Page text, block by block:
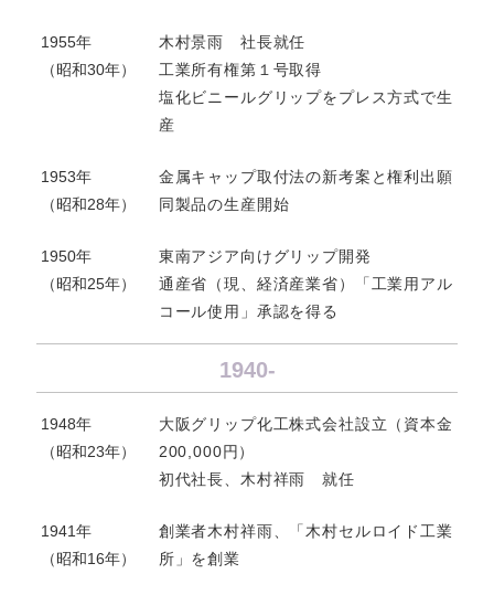
1955年
（昭和30年）
木村景雨 社長就任
工業所有権第１号取得
塩化ビニールグリップをプレス方式で生
産
1953年
（昭和28年）
金属キャップ取付法の新考案と権利出願
同製品の生産開始
1950年
（昭和25年）
東南アジア向けグリップ開発
通産省（現、経済産業省）「工業用アル
コール使用」承認を得る
1940-
1948年
（昭和23年）
大阪グリップ化工株式会社設立（資本金
200,000円）
初代社長、木村祥雨 就任
1941年
（昭和16年）
創業者木村祥雨、「木村セルロイド工業
所」を創業